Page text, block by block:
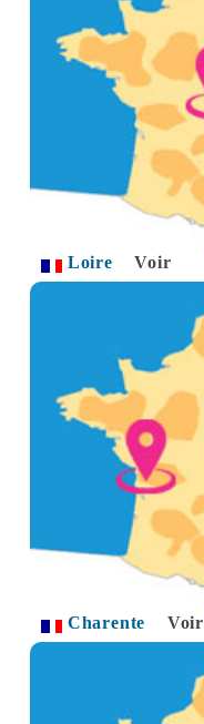
Loire Voir
Charente Voir